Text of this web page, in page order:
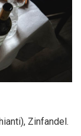
Zinfandel.